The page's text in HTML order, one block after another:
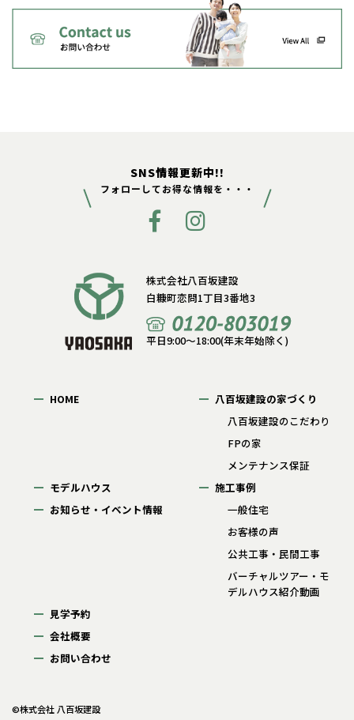
SNS情報更新中!!
フォローしてお得な情報を・・・
株式会社八百坂建設
白糠町恋問1丁目3番地3
平日9:00〜18:00(年末年始除く)
HOME
八百坂建設の家づくり
八百坂建設のこだわり
FPの家
メンテナンス保証
モデルハウス
お知らせ・イベント情報
施工事例
一般住宅
お客様の声
公共工事・民間工事
バーチャルツアー・モ
デルハウス紹介動画
見学予約
会社概要
お問い合わせ
©株式会社 八百坂建設